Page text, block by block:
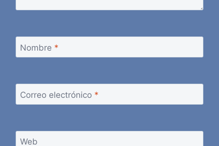
Nombre *
Correo electrónico *
Web